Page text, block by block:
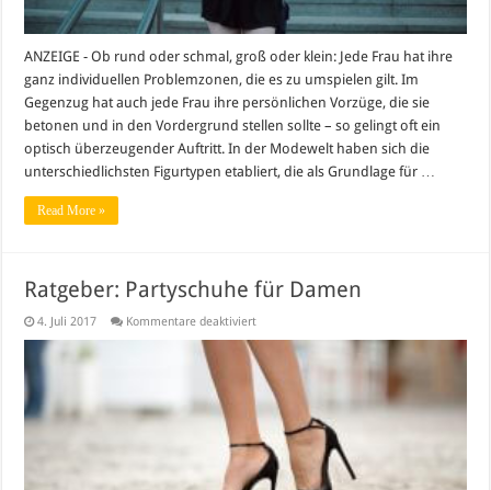
ANZEIGE - Ob rund oder schmal, groß oder klein: Jede Frau hat ihre
ganz individuellen Problemzonen, die es zu umspielen gilt. Im
Gegenzug hat auch jede Frau ihre persönlichen Vorzüge, die sie
betonen und in den Vordergrund stellen sollte – so gelingt oft ein
optisch überzeugender Auftritt. In der Modewelt haben sich die
unterschiedlichsten Figurtypen etabliert, die als Grundlage für …
Read More »
Ratgeber: Partyschuhe für Damen
4. Juli 2017 Kommentare deaktiviertfür
Partyschuhe
für
Damen